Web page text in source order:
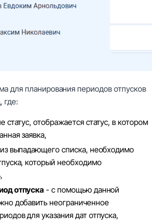
для планирования периодов отпусков
где:
статус, отображается статус, в котором
заявка,
выпадающего списка, необходимо
который необходимо
отпуска - с помощью данной
добавить неограниченное
для указания дат отпуска,